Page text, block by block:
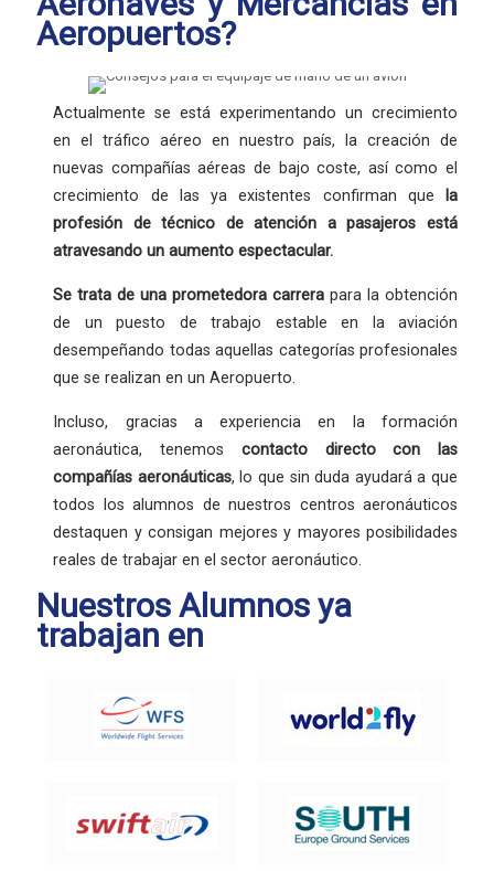
Aeropuertos?
Actualmente se está experimentando un crecimiento
en el tráfico aéreo en nuestro país, la creación de
nuevas compañías aéreas de bajo coste, así como el
crecimiento de las ya existentes confirman que la
profesión
de técnico de atención a pasajeros está
atravesando un aumento espectacular.
Se trata de unaprometedora carrera para la obtención
de un puesto de trabajo estable en la aviación
desempeñando todas aquellas categorías profesionales
que se realizan en un Aeropuerto.
Incluso, gracias a experiencia en la formación
aeronáutica, tenemos contacto directo con las
compañías aeronáuticas, lo que sin duda ayudará a que
todos los alumnos de nuestros centros aeronáuticos
destaquen y consigan mejores y mayores posibilidades
reales de trabajar en el sector aeronáutico.
Nuestros Alumnos ya
trabajan en